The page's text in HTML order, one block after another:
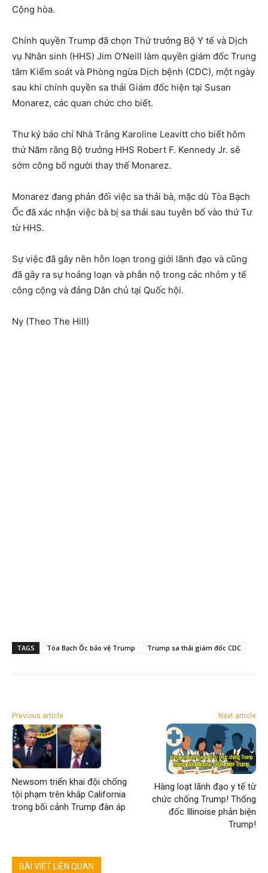
Cộng hòa.
Chính quyền Trump đã chọn Thứ trưởng Bộ Y tế và Dịch
vụ Nhân sinh (HHS) Jim O’Neill làm quyền giám đốc Trung
tâm Kiểm soát và Phòng ngừa Dịch bệnh (CDC), một ngày
sau khi chính quyền sa thải Giám đốc hiện tại Susan
Monarez, các quan chức cho biết.
Thư ký báo chí Nhà Trắng Karoline Leavitt cho biết hôm
thứ Năm rằng Bộ trưởng HHS Robert F. Kennedy Jr. sẽ
sớm công bố người thay thế Monarez.
Monarez đang phản đối việc sa thải bà, mặc dù Tòa Bạch
Ốc đã xác nhận việc bà bị sa thải sau tuyên bố vào thứ Tư
từ HHS.
Sự việc đã gây nên hỗn loạn trong giới lãnh đạo và cũng
đã gây ra sự hoảng loạn và phẫn nộ trong các nhóm y tế
công cộng và đảng Dân chủ tại Quốc hội.
Ny (Theo The Hill)
TAGS Tòa Bạch Ốc bảo vệ Trump Trump sa thải giám đốc CDC
Previous article
Newsom triển khai đội chống
tội phạm trên khắp California
trong bối cảnh Trump đàn áp
Next article
Hàng loạt lãnh đạo y tế từ
chức chống Trump! Thống
đốc Illinoise phản biện
Trump!
BÀI VIẾT LIÊN QUAN